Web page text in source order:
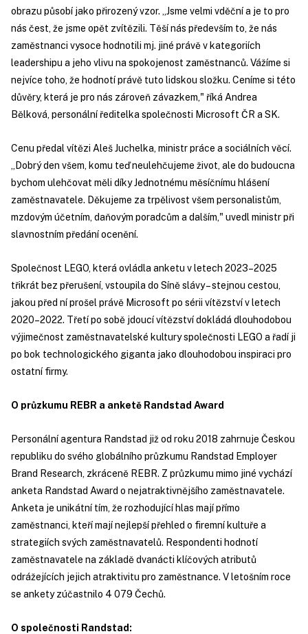
obrazu působí jako přirozený vzor. „Jsme velmi vděční a je to pro
nás čest, že jsme opět zvítězili. Těší nás především to, že nás
zaměstnanci vysoce hodnotili mj. jiné právě v kategoriích
leadershipu a jeho vlivu na spokojenost zaměstnanců. Vážíme si
nejvíce toho, že hodnotí právě tuto lidskou složku. Ceníme si této
důvěry, která je pro nás zároveň závazkem," říká Andrea
Bělková, personální ředitelka společnosti Microsoft ČR a SK.
Cenu předal vítězi Aleš Juchelka, ministr práce a sociálních věcí.
„Dobrý den všem, komu teď neulehčujeme život, ale do budoucna
bychom ulehčovat měli díky Jednotnému měsíčnímu hlášení
zaměstnavatele. Děkujeme za trpělivost všem personalistům,
mzdovým účetním, daňovým poradcům a dalším," uvedl ministr při
slavnostním předání ocenění.
Společnost LEGO, která ovládla anketu v letech 2023–2025
třikrát bez přerušení, vstoupila do Síně slávy – stejnou cestou,
jakou před ní prošel právě Microsoft po sérii vítězství v letech
2020–2022. Třetí po sobě jdoucí vítězství dokládá dlouhodobou
výjimečnost zaměstnavatelské kultury společnosti LEGO a řadí ji
po bok technologického giganta jako dlouhodobou inspiraci pro
ostatní firmy.
O průzkumu REBR a anketě Randstad Award
Personální agentura Randstad již od roku 2018 zahrnuje Českou
republiku do svého globálního průzkumu Randstad Employer
Brand Research, zkráceně REBR. Z průzkumu mimo jiné vychází
anketa Randstad Award o nejatraktivnějšího zaměstnavatele.
Anketa je unikátní tím, že rozhodující hlas mají přímo
zaměstnanci, kteří mají nejlepší přehled o firemní kultuře a
strategiích svých zaměstnavatelů. Respondenti hodnotí
zaměstnavatele na základě dvanácti klíčových atributů
odrážejících jejich atraktivitu pro zaměstnance. V letošním roce
se ankety zúčastnilo 4 079 Čechů.
O společnosti Randstad: